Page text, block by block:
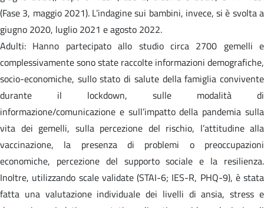
(Fase 3, maggio 2021). L’indagine sui bambini, invece, si è svolta a
giugno 2020, luglio 2021 e agosto 2022.
Adulti: Hanno partecipato allo studio circa 2700 gemelli e
complessivamente sono state raccolte informazioni demografiche,
socio-economiche, sullo stato di salute della famiglia convivente
durante il lockdown, sulle modalità di
informazione/comunicazione e sull’impatto della pandemia sulla
vita dei gemelli, sulla percezione del rischio, l’attitudine alla
vaccinazione, la presenza di problemi o preoccupazioni
economiche, percezione del supporto sociale e la resilienza.
Inoltre, utilizzando scale validate (STAI-6; IES-R, PHQ-9), è stata
fatta una valutazione individuale dei livelli di ansia, stress e